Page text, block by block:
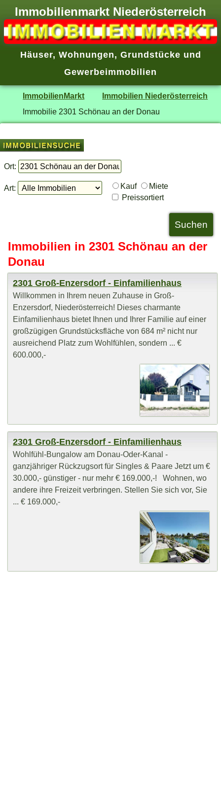
Immobilienmarkt Niederösterreich
Häuser, Wohnungen, Grundstücke und
Gewerbeimmobilien
ImmobilienMarkt
Immobilien Niederösterreich
Immobilie 2301 Schönau an der Donau
Ort:
Art: Kauf
Miete
Preissortiert
Immobilien in 2301 Schönau an der
Donau
2301 Groß-Enzersdorf - Einfamilienhaus
Willkommen in Ihrem neuen Zuhause in Groß-
Enzersdorf, Niederösterreich! Dieses charmante
Einfamilienhaus bietet Ihnen und Ihrer Familie auf einer
großzügigen Grundstücksfläche von 684 m² nicht nur
ausreichend Platz zum Wohlfühlen, sondern ... €
600.000,-
2301 Groß-Enzersdorf - Einfamilienhaus
Wohlfühl-Bungalow am Donau-Oder-Kanal -
ganzjähriger Rückzugsort für Singles & Paare Jetzt um €
30.000,- günstiger - nur mehr € 169.000,-! Wohnen, wo
andere ihre Freizeit verbringen. Stellen Sie sich vor, Sie
... € 169.000,-